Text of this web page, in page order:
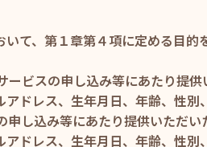
て、第１章第４項に定める目的
ビスの申し込み等にあたり提供
ドレス、生年月日、年齢、性
し込み等にあたり提供いただい
ドレス、生年月日、年齢、性